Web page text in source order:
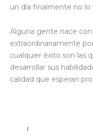
un día finalmente no lo
Alguna gente nace
extraordinariamente
cualquier éxito son las
desarrollar sus
calidad que esperan